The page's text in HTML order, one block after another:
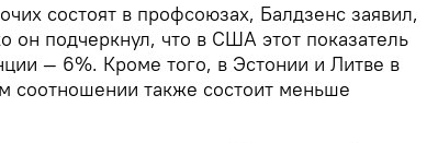
состоят в профсоюзах, Балдзенс заявил,
он подчеркнул, что в США этот показатель
— 6%. Кроме того, в Эстонии и Литве в
соотношении также состоит меньше